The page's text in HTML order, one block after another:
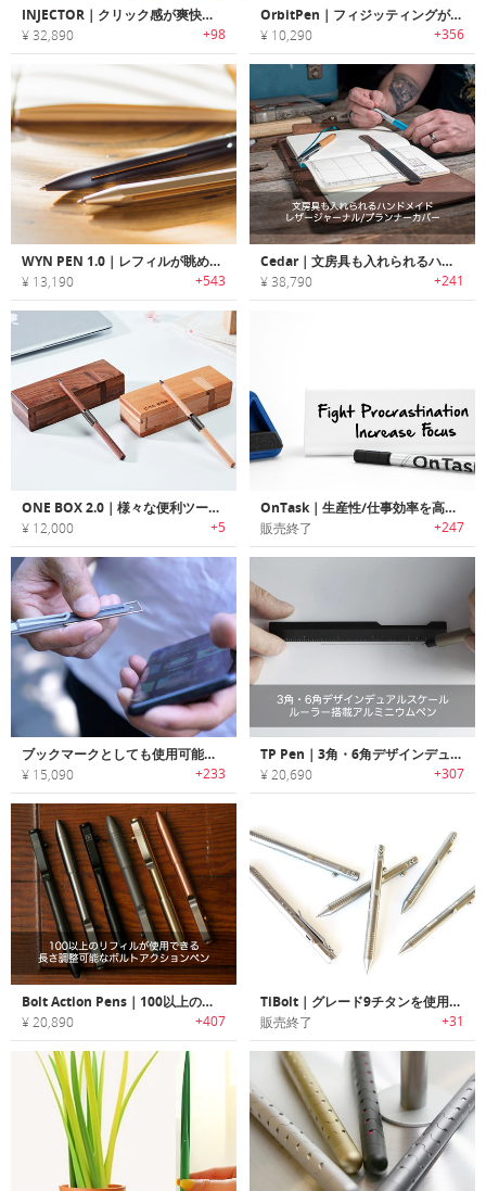
INJECTOR｜クリック感が爽快なチタン製ボルトアクションペン「インジェクター」
¥ 32,890 +98
OrbitPen｜フィジッティングが楽しめるエレガントデザインペン「オービットペン」
¥ 10,290 +356
WYN PEN 1.0｜レフィルが眺められるスプリットボディデザインペン「ウィンペン1.0」
¥ 13,190 +543
Cedar｜文房具も入れられるハンドメイドレザージャーナル/プランナーカバー「シーダー」
¥ 38,790 +241
ONE BOX 2.0｜様々な便利ツールに組み替えれる木製筆箱
¥ 12,000 +5
OnTask｜生産性/仕事効率を高める三面デスクトップホワイトボード「オンタスク」
販売終了 +247
ブックマークとしても使用可能なグレード5チタン製ボールペン「Pen Type-C（ペンタイプC）」
¥ 15,090 +233
TP Pen｜3角・6角デザインデュアルスケールルーラー搭載アルミニウムペン「TPペン」
¥ 20,690 +307
Bolt Action Pens｜100以上のリフィルが使用できる長さ調整可能なボルトアクションペン
¥ 20,890 +407
TiBolt｜グレード9チタンを使用したボルトアクションペンシル「タイボルト」
販売終了 +31